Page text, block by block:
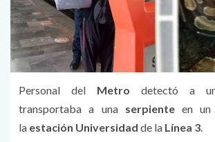
Personal del Metro detectó a
transportaba a una serpienteen un
la estación Universidad de la Línea 3.